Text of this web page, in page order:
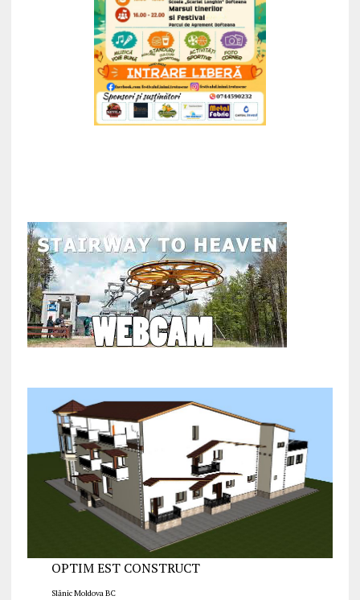
OPTIM EST CONSTRUCT
Slănic Moldova BC